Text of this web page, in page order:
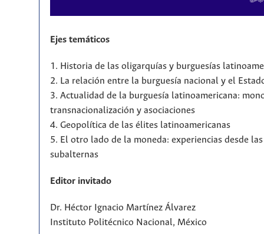
Ejes temáticos
1. Historia de las oligarquías y burguesías
2. La relación entre la burguesía nacional y el
3. Actualidad de la burguesía latinoamericana:
transnacionalización y asociaciones
4. Geopolítica de las élites latinoamericanas
5. El otro lado de la moneda: experiencias desde
subalternas
Editor invitado
Dr. Héctor Ignacio Martínez Álvarez
Instituto Politécnico Nacional, México